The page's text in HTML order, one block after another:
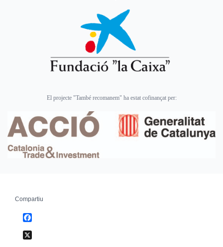
El projecte "També recomanem" ha estat cofinançat per:
Compartiu